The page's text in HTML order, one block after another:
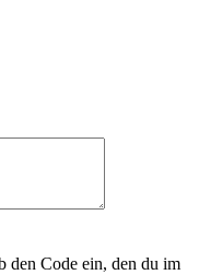
den Code ein, den du im